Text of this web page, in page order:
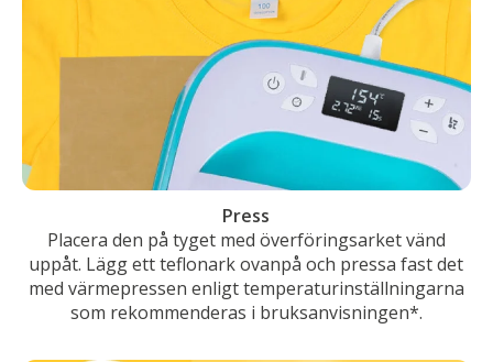
Press
Placera den på tyget med överföringsarket vänd
uppåt. Lägg ett teflonark ovanpå och pressa fast det
med värmepressen enligt temperaturinställningarna
som rekommenderas i bruksanvisningen*.